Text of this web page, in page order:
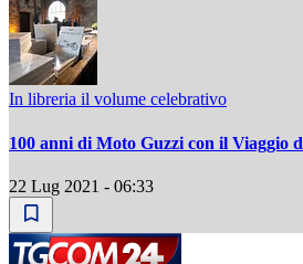
In libreria il volume celebrativo
100 anni di Moto Guzzi con il Viaggio
22 Lug 2021 - 06:33